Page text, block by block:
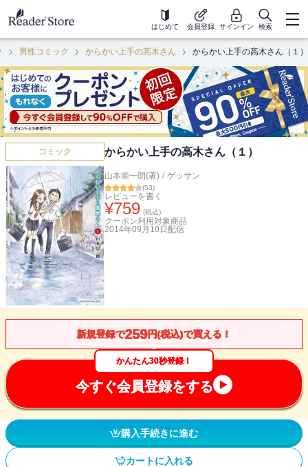
はじめて 会員登録 サインイン 検索
男性コミック からかい上手の高木さん からかい上手の高木さん（１）
コミック からかい上手の高木さん（１）
山本崇一朗(著) / ゲッサン
(53)
レビューを書く
¥759 (税込)
クーポン利用対象商品
2014年09月10日 配信
新規登録で259円(税込)で買える！
かんたん30秒登録！
今すぐ会員登録をする
購入手続きに進む
カートに入れる